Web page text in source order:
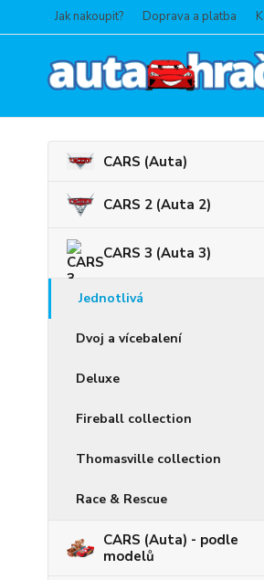
Jak nakoupit? Doprava a platba
CARS (Auta)
CARS 2 (Auta 2)
CARS 3 (Auta 3)
Jednotlivá
Dvoj a vícebalení
Deluxe
Fireball collection
Thomasville collection
Race & Rescue
CARS (Auta) - podle
modelů